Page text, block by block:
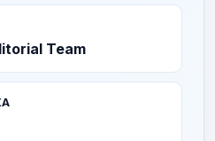
Team